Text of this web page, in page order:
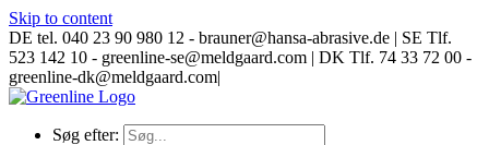
Skip to content
DE tel. 040 23 90 980 12 - brauner@hansa-abrasive.de | SE Tlf.
523 142 10 - greenline-se@meldgaard.com | DK Tlf. 74 33 72 00 -
greenline-dk@meldgaard.com|
Søg efter: